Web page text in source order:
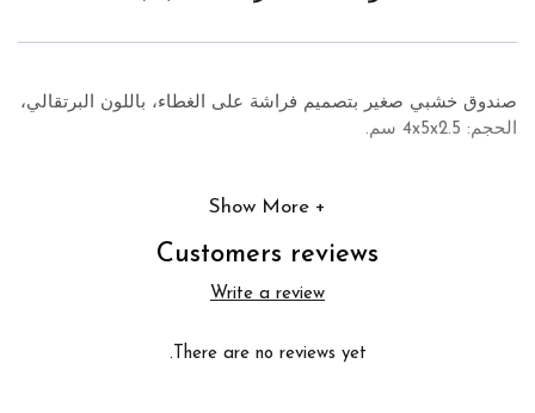
صندوق خشبي صغير بتصميم فراشة على الغطاء، باللون البرتقالي،
الحجم: 4x5x2.5 سم.
Show More
Customers reviews
Write a review
There are no reviews yet.